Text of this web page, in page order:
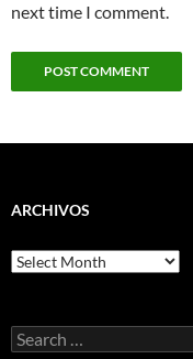
next time I comment.
ARCHIVOS
Archivos
Search
for: